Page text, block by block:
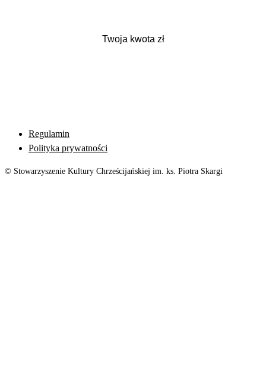
Regulamin
Polityka prywatności
© Stowarzyszenie Kultury Chrześcijańskiej im. ks. Piotra Skargi